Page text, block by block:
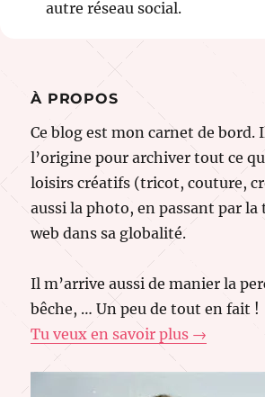
autre réseau social.
À PROPOS
Ce blog est mon carnet de bord.
l’origine pour archiver tout ce
loisirs créatifs (tricot, couture,
aussi la photo, en passant par
web dans sa globalité.
Il m’arrive aussi de manier la
bêche, … Un peu de tout en fait !
Tu veux en savoir plus →